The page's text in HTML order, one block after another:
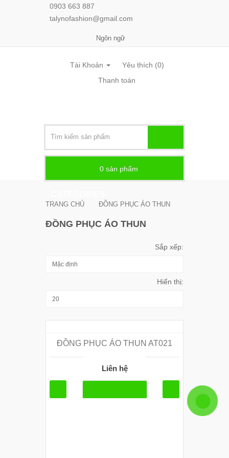
0903 663 887
talynofashion@gmail.com
Ngôn ngữ
Tài Khoản
Yêu thích (0)
Thanh toán
0 sản phẩm -
TRANG CHỦ ĐỒNG PHỤC ÁO THUN
ĐỒNG PHỤC ÁO THUN
Sắp xếp:
Hiển thị:
ĐỒNG PHỤC ÁO THUN AT021
Liên hệ